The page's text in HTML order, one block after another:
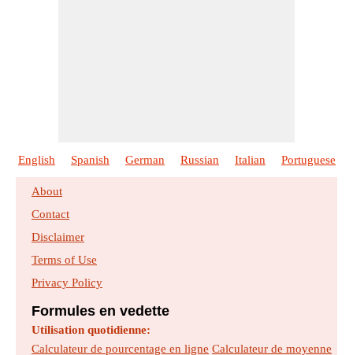
English Spanish German Russian Italian Portuguese
About
Contact
Disclaimer
Terms of Use
Privacy Policy
Formules en vedette
Utilisation quotidienne:
Calculateur de pourcentage en ligne Calculateur de moyenne